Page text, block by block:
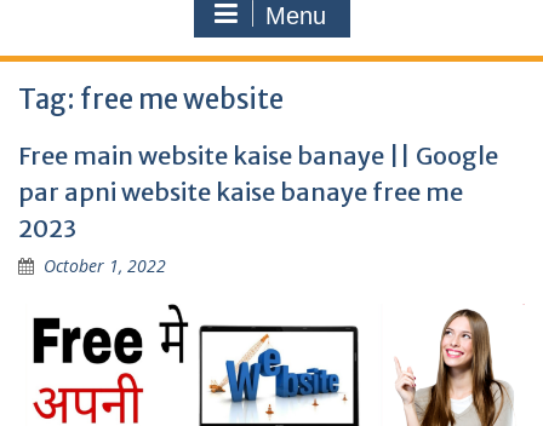
Menu
Tag: free me website
Free main website kaise banaye || Google
par apni website kaise banaye free me
2023
October 1, 2022